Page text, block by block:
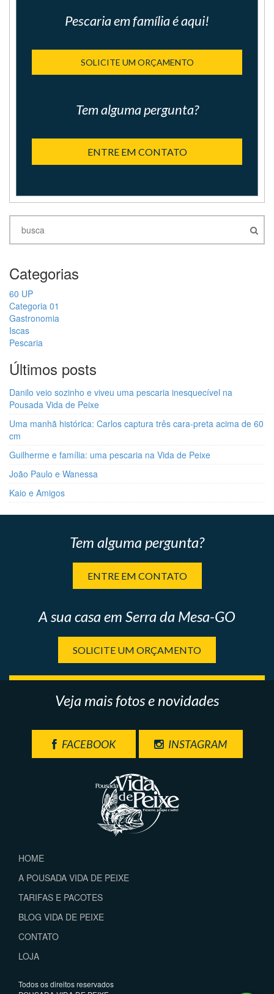
Pescaria em família é aqui!
SOLICITE UM ORÇAMENTO
Tem alguma pergunta?
ENTRE EM CONTATO
Categorias
60 UP
Categoria 01
Gastronomia
Iscas
Pescaria
Últimos posts
Danilo veio sozinho e viveu uma pescaria inesquecível na
Pousada Vida de Peixe
Uma manhã histórica: Carlos captura três cara-preta acima de 60
cm
Guilherme e família: uma pescaria na Vida de Peixe
João Paulo e Wanessa
Kaio e Amigos
Tem alguma pergunta?
ENTRE EM CONTATO
A sua casa em Serra da Mesa-GO
SOLICITE UM ORÇAMENTO
Veja mais fotos e novidades
FACEBOOK INSTAGRAM
HOME
A POUSADA VIDA DE PEIXE
TARIFAS E PACOTES
BLOG VIDA DE PEIXE
CONTATO
LOJA
Todos os direitos reservados